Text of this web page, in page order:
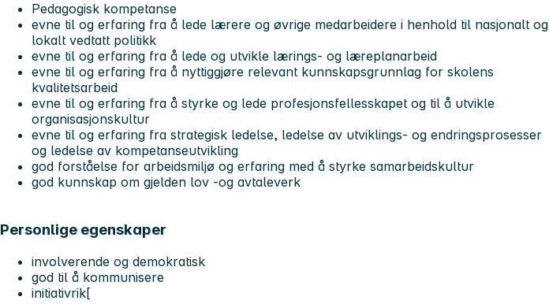
Pedagogisk kompetanse
evne til og erfaring fra å lede lærere og øvrige medarbeidere i henhold til nasjonalt og
lokalt vedtatt politikk
evne til og erfaring fra å lede og utvikle lærings- og læreplanarbeid
evne til og erfaring fra å nyttiggjøre relevant kunnskapsgrunnlag for skolens
kvalitetsarbeid
evne til og erfaring fra å styrke og lede profesjonsfellesskapet og til å utvikle
organisasjonskultur
evne til og erfaring fra strategisk ledelse, ledelse av utviklings- og endringsprosesser
og ledelse av kompetanseutvikling
god forståelse for arbeidsmiljø og erfaring med å styrke samarbeidskultur
god kunnskap om gjelden lov -og avtaleverk
Personlige egenskaper
involverende og demokratisk
god til å kommunisere
initiativrik[